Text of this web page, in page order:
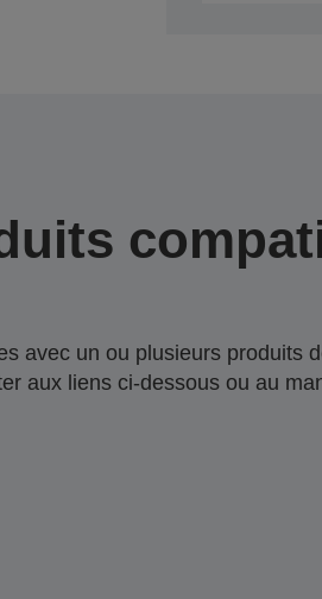
avec un ou plusieurs produits
aux liens ci-dessous ou au